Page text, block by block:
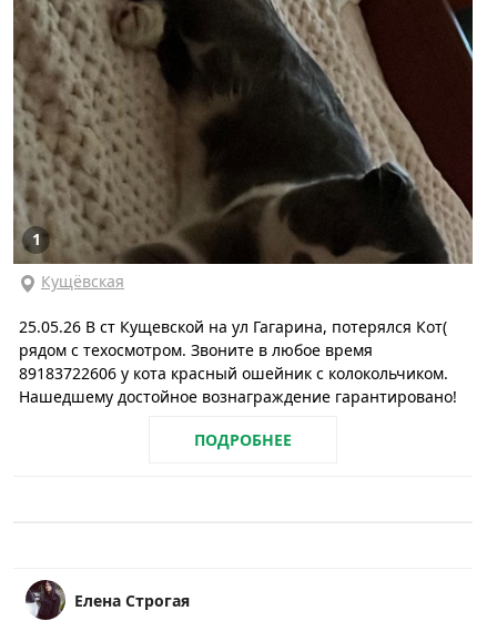
1
Кущёвская
25.05.26 В ст Кущевской на ул Гагарина, потерялся Кот(
рядом с техосмотром. Звоните в любое время
89183722606 у кота красный ошейник с колокольчиком.
Нашедшему достойное вознаграждение гарантировано!
ПОДРОБНЕЕ
Елена Строгая